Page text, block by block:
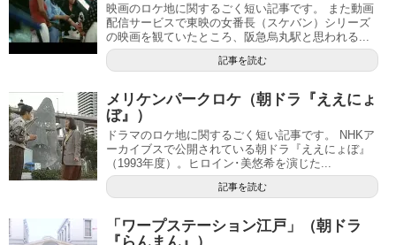
映画のロケ地に関するごく短い記事です。 また動画
配信サービスで東映の女番長（スケバン）シリーズ
の映画を観ていたところ、阪急烏丸駅と思われる...
記事を読む
メリケンパークロケ（朝ドラ『ええにょ
ぼ』）
ドラマのロケ地に関するごく短い記事です。 NHKア
ーカイブスで公開されている朝ドラ『ええにょぼ』
（1993年度）。ヒロイン･美悠希を演じた...
記事を読む
「ワープステーション江戸」（朝ドラ